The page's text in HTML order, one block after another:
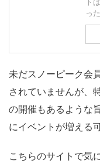
っ
未だスノーピーク会
されていませんが、
の開催もあるような
にイベントが増える
こちらのサイトで気